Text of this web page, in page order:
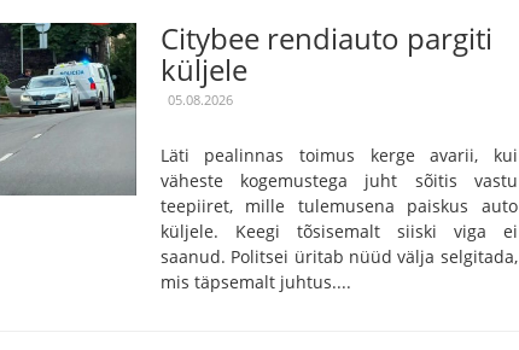
Citybee rendiauto pargiti
küljele
05.08.2026
Läti pealinnas toimus kerge avarii, kui
väheste kogemustega juht sõitis vastu
teepiiret, mille tulemusena paiskus auto
küljele. Keegi tõsisemalt siiski viga ei
saanud. Politsei üritab nüüd välja selgitada,
mis täpsemalt juhtus....